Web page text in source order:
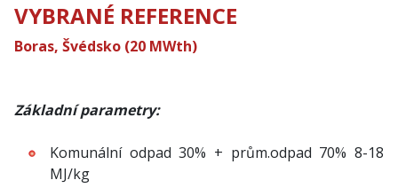
VYBRANÉ REFERENCE
Boras, Švédsko (20 MWth)
Základní parametry:
Komunální odpad 30% + prům.odpad 70% 8-18
MJ/kg